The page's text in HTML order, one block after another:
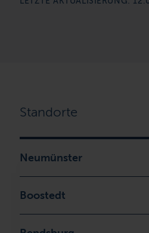
Standorte
Neumünster
Boostedt